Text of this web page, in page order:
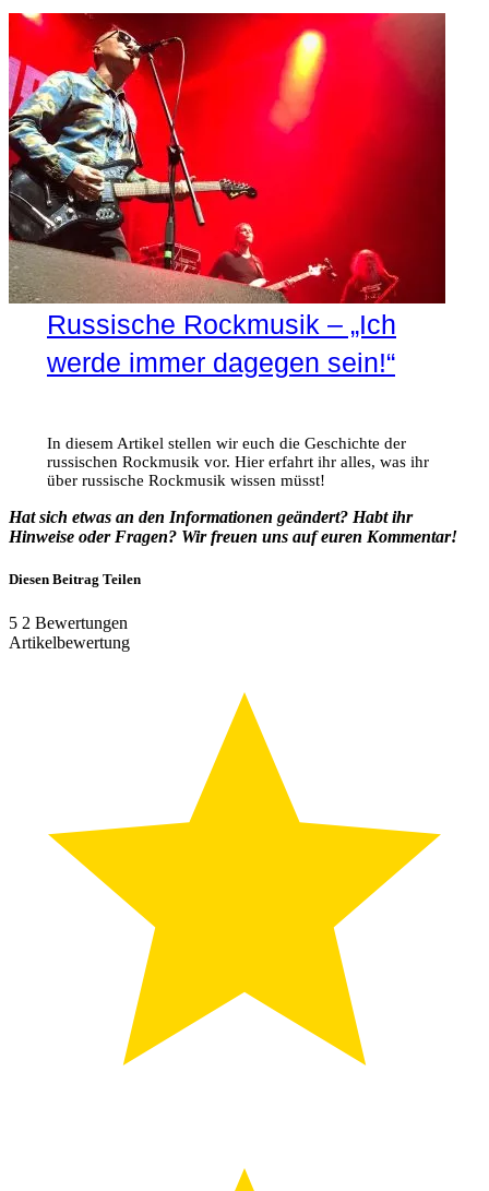
Russische Rockmusik – „Ich
werde immer dagegen sein!“
In diesem Artikel stellen wir euch die Geschichte der
russischen Rockmusik vor. Hier erfahrt ihr alles, was ihr
über russische Rockmusik wissen müsst!
Hat sich etwas an den Informationen geändert? Habt ihr
Hinweise oder Fragen? Wir freuen uns auf euren Kommentar!
Diesen Beitrag Teilen
5 2 Bewertungen
Artikelbewertung